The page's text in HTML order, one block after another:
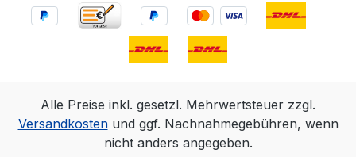
Alle Preise inkl. gesetzl. Mehrwertsteuer zzgl.
Versandkostenund ggf. Nachnahmegebühren, wenn
nicht anders angegeben.